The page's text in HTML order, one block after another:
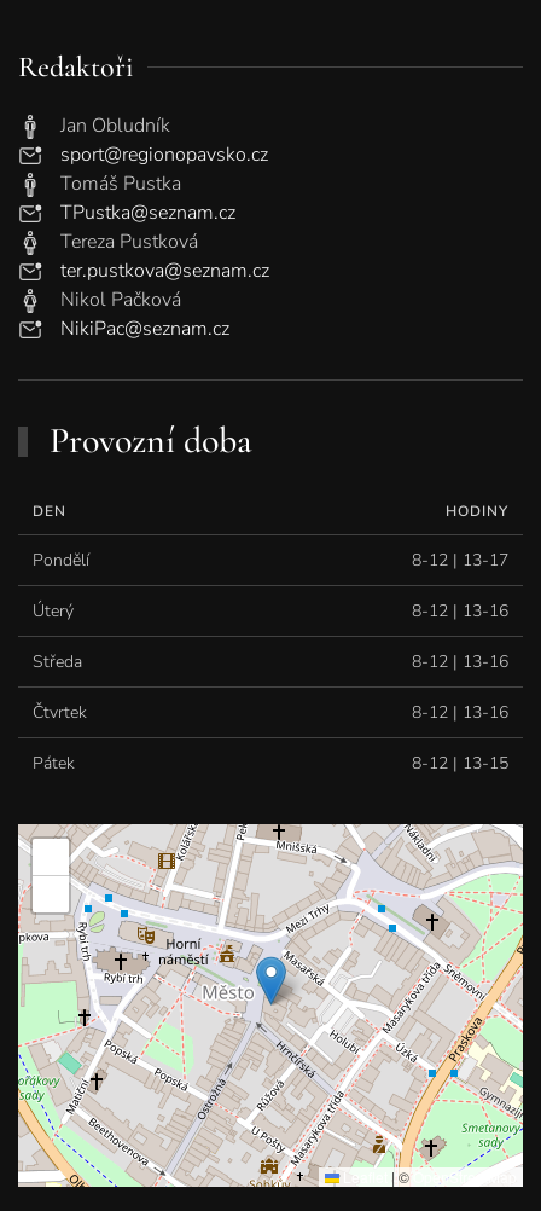
Redaktoři
Jan Obludník
sport@regionopavsko.cz
Tomáš Pustka
TPustka@seznam.cz
Tereza Pustková
ter.pustkova@seznam.cz
Nikol Pačková
NikiPac@seznam.cz
Provozní doba
DEN HODINY
Pondělí 8-12 | 13-17
Úterý 8-12 | 13-16
Středa 8-12 | 13-16
Čtvrtek 8-12 | 13-16
Pátek 8-12 | 13-15
Leaflet | © OpenStreetMap